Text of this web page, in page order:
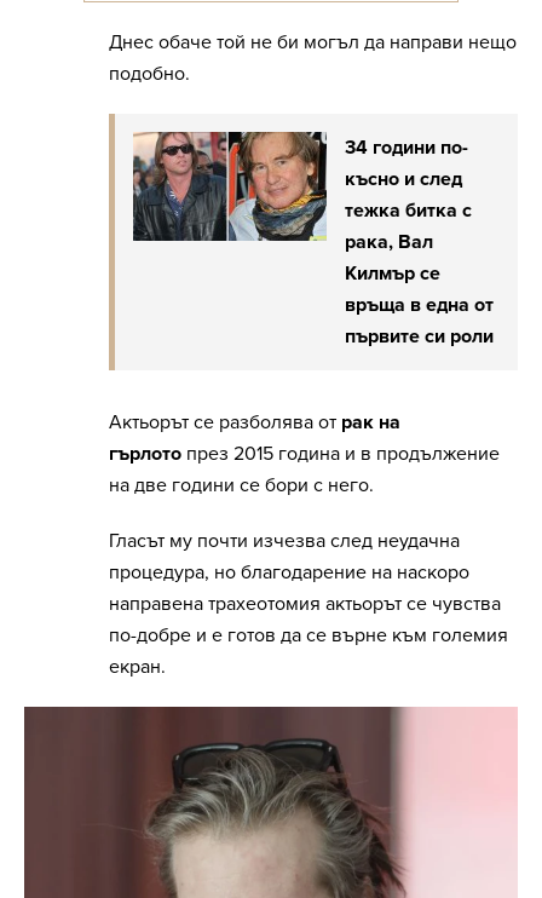
Днес обаче той не би могъл да направи нещо
подобно.
34 години по-
късно и след
тежка битка с
рака, Вал
Килмър се
връща в една от
първите си роли
Актьорът се разболява от рак на
гърлото през 2015 година и в продължение
на две години се бори с него.
Гласът му почти изчезва след неудачна
процедура, но благодарение на наскоро
направена трахеотомия актьорът се чувства
по-добре и е готов да се върне към големия
екран.